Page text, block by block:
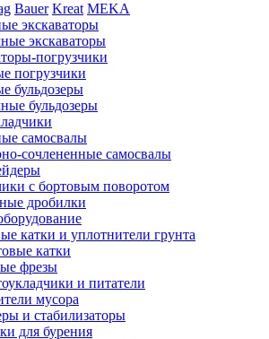
Bauer Kreat MEKA
экскаваторы
экскаваторы
погрузчики
погрузчики
бульдозеры
бульдозеры
самосвалы
сочлененные cамосвалы
с бортовым поворотом
дробилки
катки и уплотнители грунта
катки
фрезы
и питатели
мусора
и стабилизаторы
для бурения